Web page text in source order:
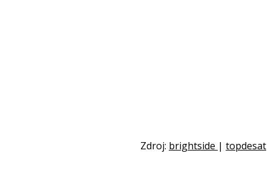
Zdroj: brightside | topdesat